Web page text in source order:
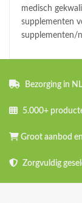
medisch
supplementen
supplementen/
Bezorging in
5.000+
Groot aanbod
Zorgvuldig